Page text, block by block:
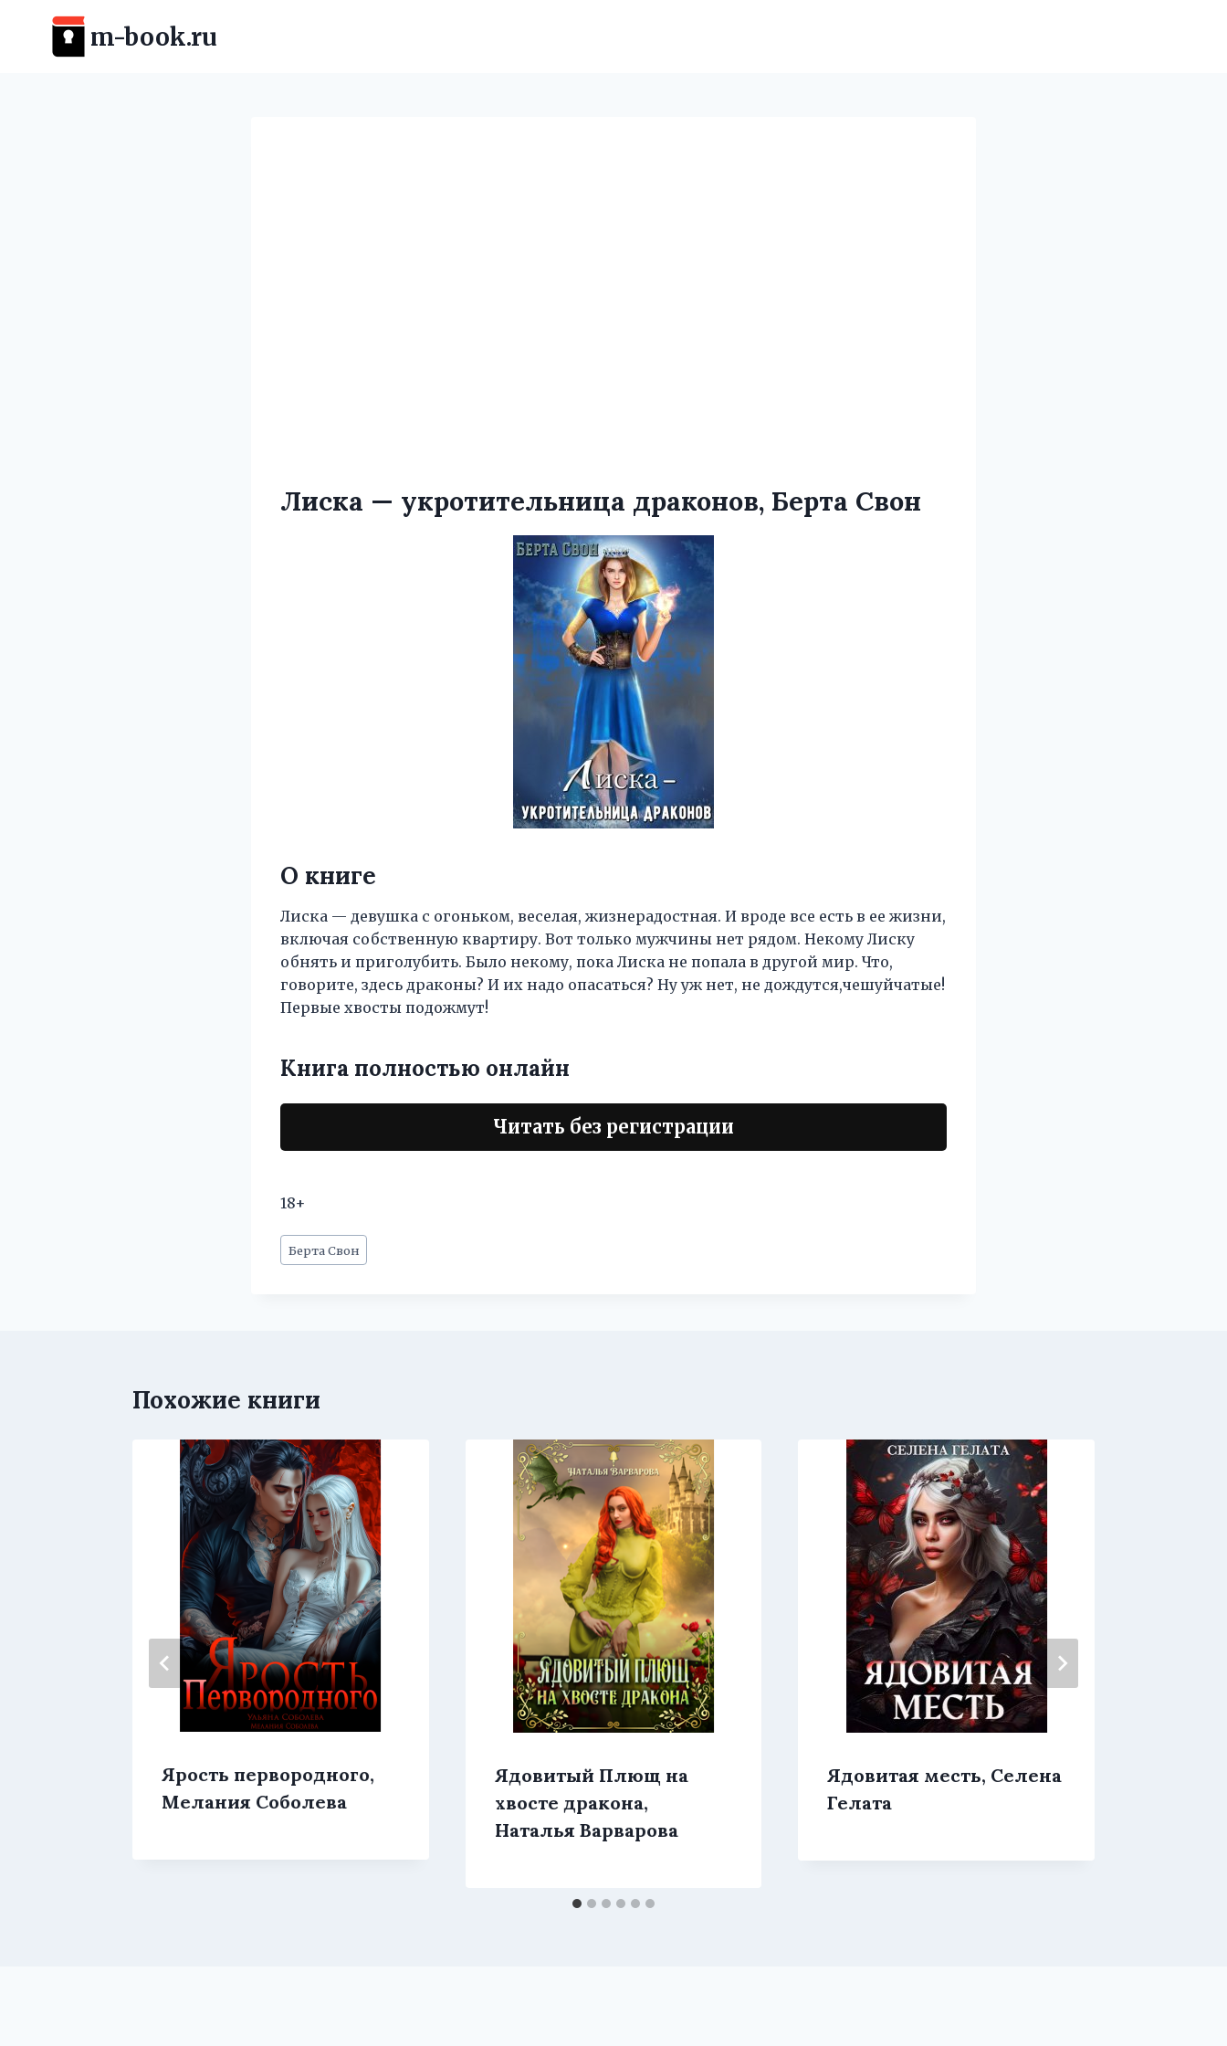
Перейти
содержимому
m-book.ru
Лиска — укротительница драконов, Берта Свон
О книге
Лиска — девушка с огоньком, веселая, жизнерадостная. И вроде все есть в ее жизни,
включая собственную квартиру. Вот только мужчины нет рядом. Некому Лиску
обнять и приголубить. Было некому, пока Лиска не попала в другой мир. Что,
говорите, здесь драконы? И их надо опасаться? Ну уж нет, не дождутся,чешуйчатые!
Первые хвосты подожмут!
Книга полностью онлайн
Читать без регистрации
18+
Метки
записи:
Берта Свон
Похожие книги
Ярость первородного,
Мелания Соболева
Ядовитый Плющ на
хвосте дракона,
Наталья Варварова
Ядовитая месть, Селена
Гелата